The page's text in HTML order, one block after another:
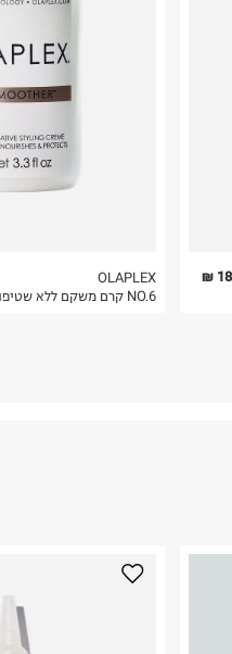
המקורית בלבד. לא ניתן
OLAPLEX
NO.6 קרם משקם ללא שטיפה